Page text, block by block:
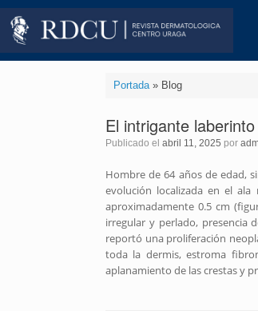
Saltar
contenido
Portada» Blog
El intrigante
Publicado el abril 11, 2025 por
Hombre de 64 años de edad,
evolución localizada en el
aproximadamente 0.5 cm
irregular y perlado, presencia
reportó una proliferación
toda la dermis, estroma
aplanamiento de las crestas y